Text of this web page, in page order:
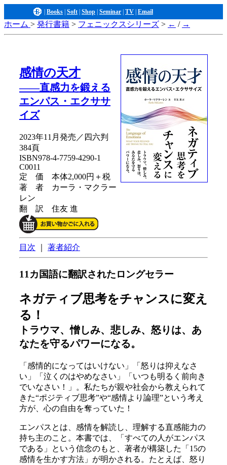
Books Soft Shop Seminar TV Email
ホーム > 発行書籍 > フェニックスシリーズ > ← / →
感情の天才
――直感力を鍛える
エンパス・エクササ
イズ
2023年11月発売／四六判
384頁
ISBN978-4-7759-4290-1
C0011
定 価 本体2,000円＋税
著 者 カーラ・マクラー
レン
翻 訳 住友 進
目次 著者紹介
11カ国語に翻訳されたロングセラー
ネガティブ思考をチャンスに変え
る！
トラウマ、憎しみ、悲しみ、怒りは、あ
なたを守るパワーになる。
「感情的になってはいけない」「怒りは抑えなさ
い」「泣くのはやめなさい」「いつも明るく前向き
でいなさい！」。私たちが親や社会から教えられて
きた“ポジティブ思考”や“感情より論理”という考え
方が、心の自由を奪っていた！
エンパスとは、感情を解読し、理解する直感能力の
持ち主のこと。本書では、「すべての人がエンパス
である」という信念のもと、著者が構築した「15の
感情を生かす方法」が明かされる。たとえば、怒り